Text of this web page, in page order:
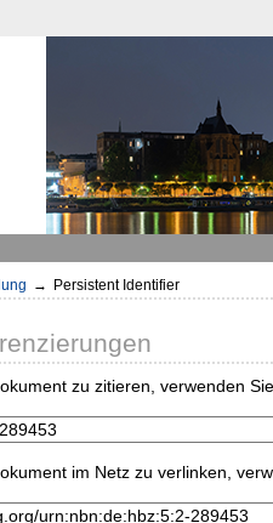
→ Persistent Identifier
zu zitieren, verwenden
im Netz zu verlinken,